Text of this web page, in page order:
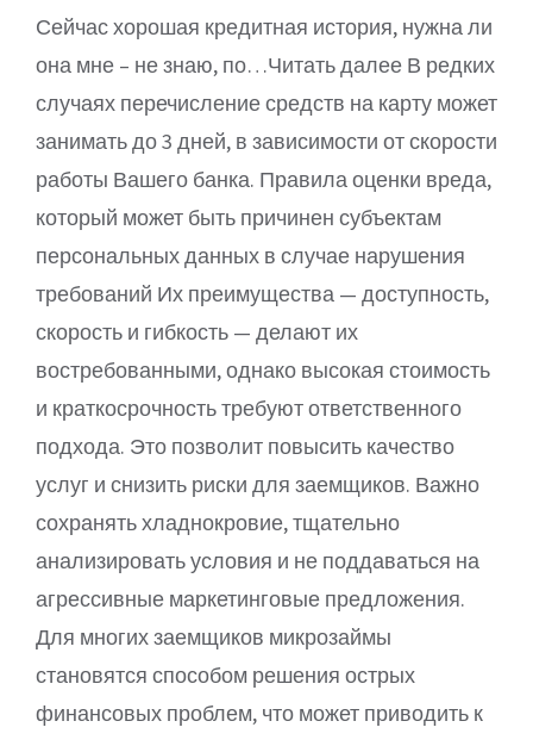
Сейчас хорошая кредитная история, нужна ли
она мне – не знаю, по…Читать далее В редких
случаях перечисление средств на карту может
занимать до 3 дней, в зависимости от скорости
работы Вашего банка. Правила оценки вреда,
который может быть причинен субъектам
персональных данных в случае нарушения
требований Их преимущества — доступность,
скорость и гибкость — делают их
востребованными, однако высокая стоимость
и краткосрочность требуют ответственного
подхода. Это позволит повысить качество
услуг и снизить риски для заемщиков. Важно
сохранять хладнокровие, тщательно
анализировать условия и не поддаваться на
агрессивные маркетинговые предложения.
Для многих заемщиков микрозаймы
становятся способом решения острых
финансовых проблем, что может приводить к